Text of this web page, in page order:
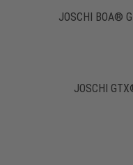
JOSCHI BOA®
JOSCHI